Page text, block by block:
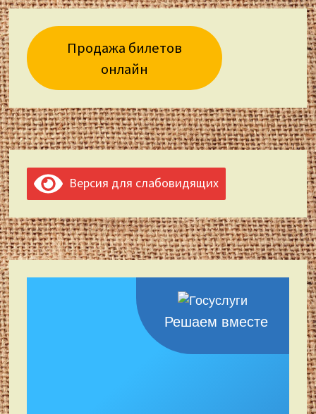
Продажа билетов
онлайн
Версия для слабовидящих
Решаем вместе